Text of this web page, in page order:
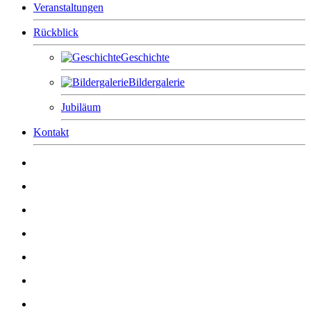
Veranstaltungen
Rückblick
Geschichte
Bildergalerie
Jubiläum
Kontakt